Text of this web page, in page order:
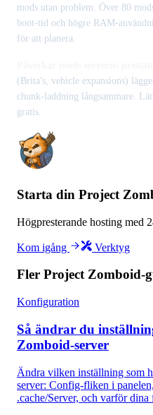
mods utan problem. Över 80
boot-tid och högre RAM-
för att planera.
(Brita's, vehicle expansions)
chunk-laddning långsammare.
gratis.
Starta din Project
Högpresterande hosting med
Kom igång Verktyg
Fler Project Zomboid-
Konfiguration
Så ändrar du
Zomboid-server
Ändra vilken inställning som
server: Config-fliken i
.cache/Server, och varför dina